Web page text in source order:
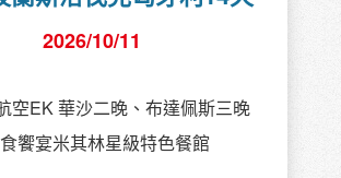
2026/10/11
空EK 華沙二晚、布達佩斯三晚
饗宴米其林星級特色餐館